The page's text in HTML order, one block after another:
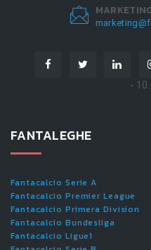
-
FANTALEGHE
Fantacalcio Serie A
Fantacalcio Premier League
Fantacalcio Primera Division
Fantacalcio Bundesliga
Fantacalcio Ligue1